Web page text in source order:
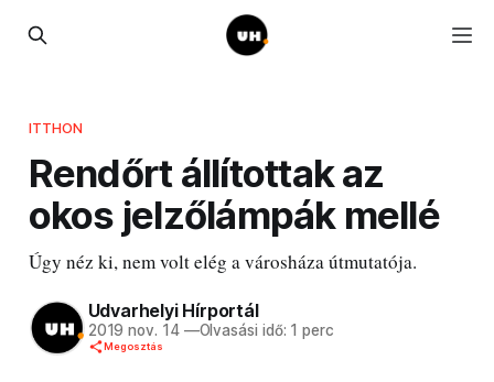
ITTHON
Rendőrt állítottak az
okos jelzőlámpák mellé
Úgy néz ki, nem volt elég a városháza útmutatója.
Udvarhelyi Hírportál
2019 nov. 14 —Olvasási idő: 1 perc
Megosztás